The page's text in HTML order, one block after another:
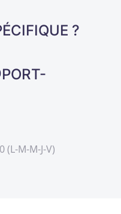
?
M-M-J-V)